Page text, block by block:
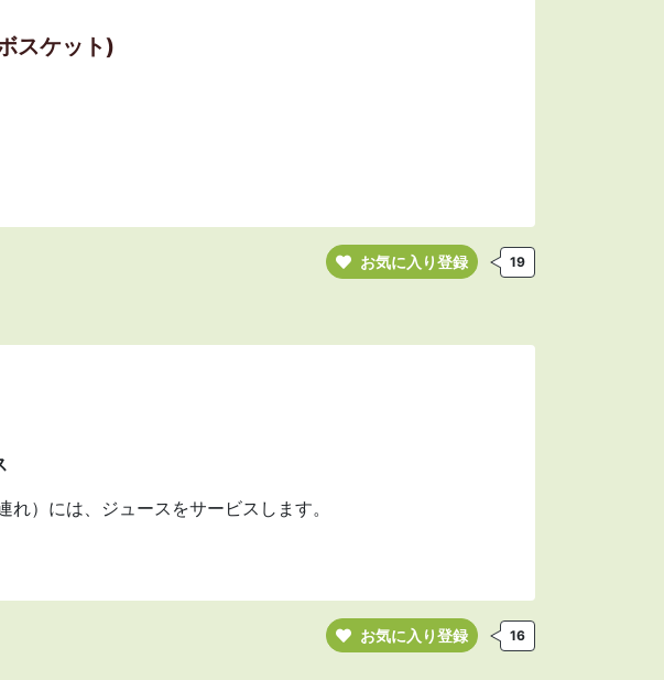
スケット)
お気に入り登録 19
）には、ジュースをサービスします。
お気に入り登録 16